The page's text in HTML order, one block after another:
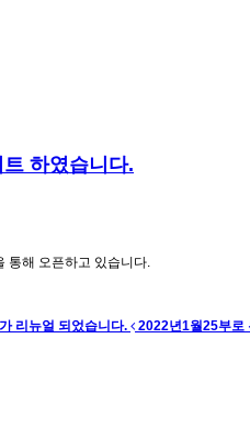
하였습니다.
통해 오픈하고 있습니다.
리뉴얼 되었습니다. 2022년1월25부로